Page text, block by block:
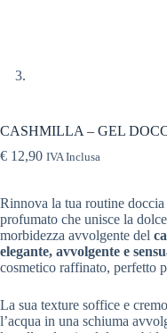
CASHMILLA – GEL
€ 12,90 IVA Inclusa
Rinnova la tua routine doccia
profumato che unisce la
morbidezza avvolgente del
elegante, avvolgente e
cosmetico raffinato, perfetto
La sua texture soffice e
l’acqua in una schiuma